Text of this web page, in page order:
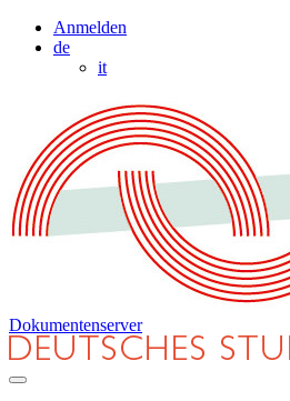
Anmelden
de
it
Dokumentenserver